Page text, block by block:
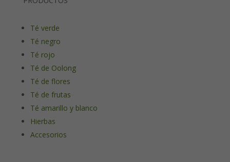
Té verde
Té negro
Té rojo
Té de Oolong
Té de flores
Té de frutas
Té amarillo y blanco
Hierbas
Accesorios